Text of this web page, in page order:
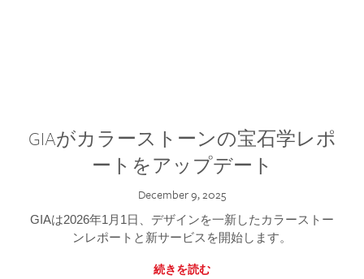
GIAがカラーストーンの宝石学レポ
ートをアップデート
December 9, 2025
GIAは2026年1月1日、デザインを一新したカラーストー
ンレポートと新サービスを開始します。
続きを読む